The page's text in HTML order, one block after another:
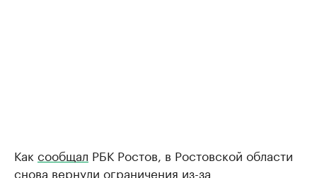
Как сообщал РБК Ростов, в Ростовской области
снова вернули ограничения из-за